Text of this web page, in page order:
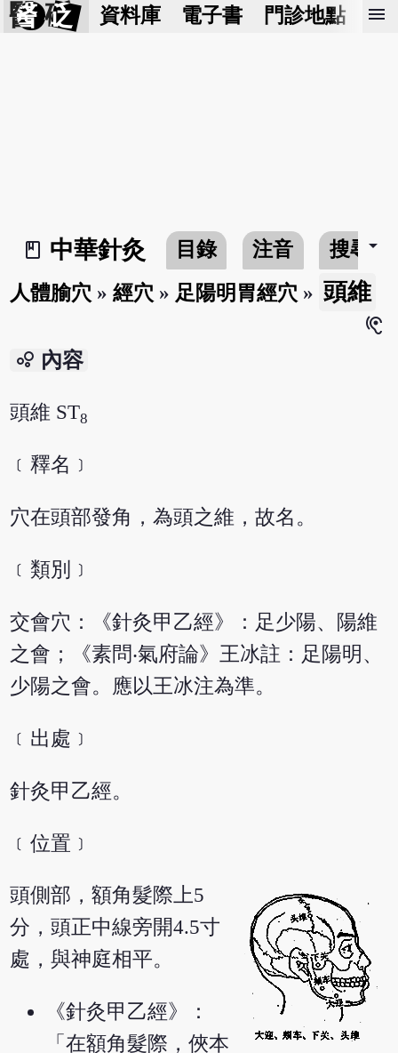
醫 砭 資料庫 電子書 門診地點 預
menu
book_2
中華針灸 目錄 注音 搜尋arrow_drop_down
人體腧穴 »經穴 » 足陽明胃經穴 » 頭維
hearing
bubble_chart 內容
頭維 ST8
﹝釋名﹞
穴在頭部發角，為頭之維，故名。
﹝類別﹞
交會穴：《針灸甲乙經》：足少陽、陽維
之會；《素問‧氣府論》王冰註：足陽明、
少陽之會。應以王冰注為準。
﹝出處﹞
針灸甲乙經。
﹝位置﹞
頭側部，額角髮際上5
分，頭正中線旁開4.5寸
處，與神庭相平。
《針灸甲乙經》：
「在額角髮際，俠本